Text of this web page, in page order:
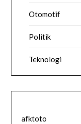
Otomotif
Politik
Teknologi
afktoto